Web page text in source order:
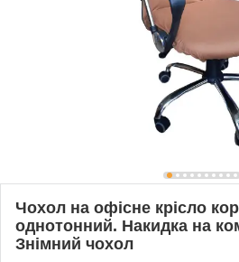
Чохол на офісне крісло
однотонний. Накидка на
Знімний чохол